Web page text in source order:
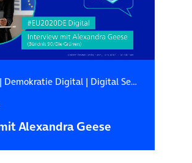
| Demokratie Digital| Digital Services Act
Alexandra Geese